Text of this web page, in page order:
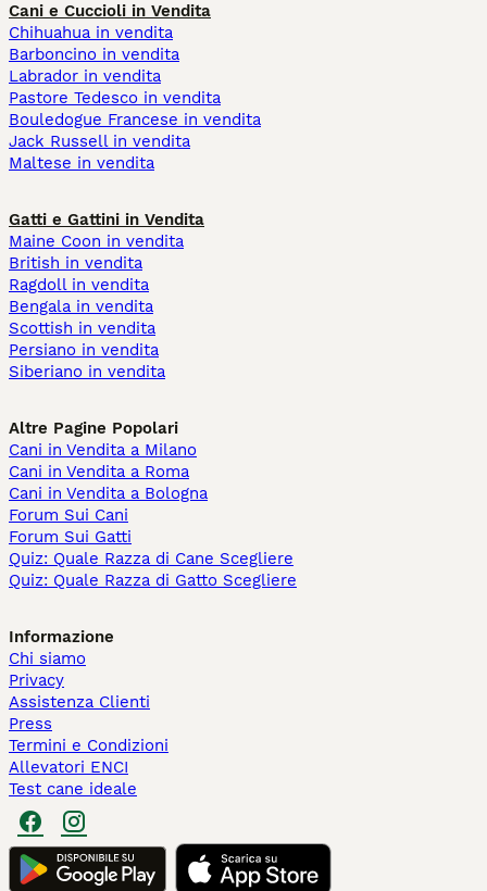
Cani e Cuccioli in Vendita
Chihuahua in vendita
Barboncino in vendita
Labrador in vendita
Pastore Tedesco in vendita
Bouledogue Francese in vendita
Jack Russell in vendita
Maltese in vendita
Gatti e Gattini in Vendita
Maine Coon in vendita
British in vendita
Ragdoll in vendita
Bengala in vendita
Scottish in vendita
Persiano in vendita
Siberiano in vendita
Altre Pagine Popolari
Cani in Vendita a Milano
Cani in Vendita a Roma
Cani in Vendita a Bologna
Forum Sui Cani
Forum Sui Gatti
Quiz: Quale Razza di Cane Scegliere
Quiz: Quale Razza di Gatto Scegliere
Informazione
Chi siamo
Privacy
Assistenza Clienti
Press
Termini e Condizioni
Allevatori ENCI
Test cane ideale